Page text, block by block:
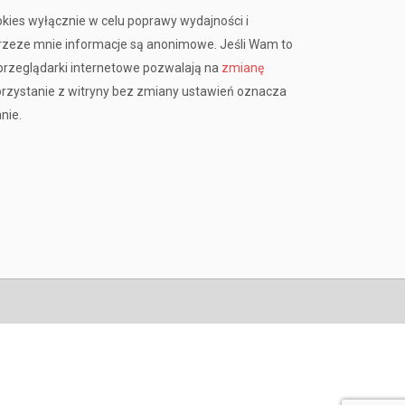
wyłącznie w celu poprawy wydajności i
mnie informacje są anonimowe. Jeśli Wam to
internetowe pozwalają na zmianę
z witryny bez zmiany ustawień oznacza